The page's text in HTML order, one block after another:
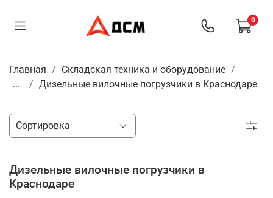
0
Главная
Складская техника и оборудование
...
Дизельные вилочные погрузчики в Краснодаре
Дизельные вилочные погрузчики в
Краснодаре